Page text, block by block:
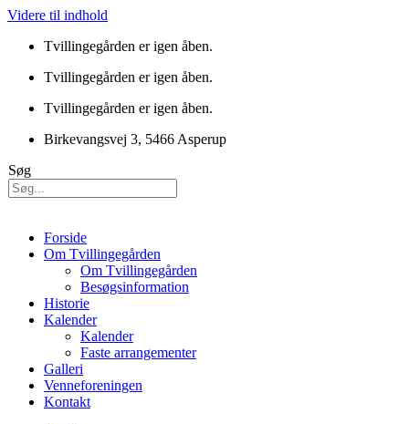
Videre til indhold
Tvillingegården er igen åben.
Tvillingegården er igen åben.
Tvillingegården er igen åben.
Birkevangsvej 3, 5466 Asperup
Søg
Forside
Om Tvillingegården
Om Tvillingegården
Besøgsinformation
Historie
Kalender
Kalender
Faste arrangementer
Galleri
Venneforeningen
Kontakt